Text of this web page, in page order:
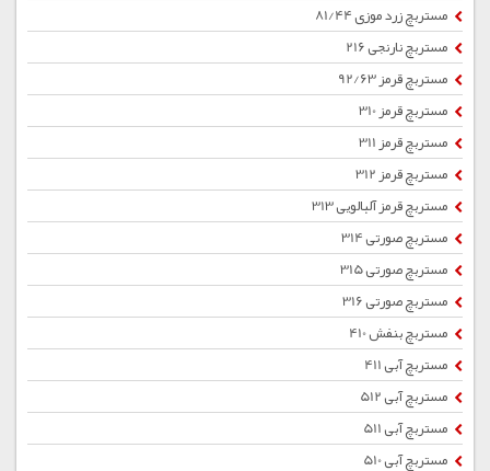
مستربچ زرد موزی 81/44
مستربچ نارنجی 216
مستربچ قرمز 92/63
مستربچ قرمز 310
مستربچ قرمز 311
مستربچ قرمز 312
مستربچ قرمز آلبالویی 313
مستربچ صورتی 314
مستربچ صورتی 315
مستربچ صورتی 316
مستربچ بنفش 410
مستربچ آبی 411
مستربچ آبی 512
مستربچ آبی 511
مستربچ آبی 510